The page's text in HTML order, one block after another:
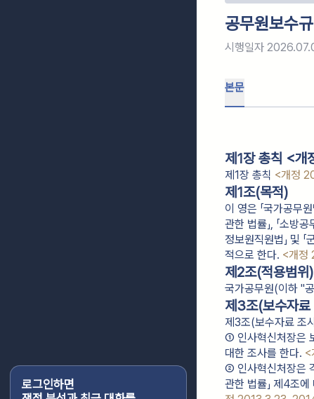
로그인하면
공무원보수
시행일자
본문
제1장 총칙 <
제1장 총칙 <개정
제1조(목적)
이 영은 「국가공무원
관한 법률」, 「소방공
정보원직원법」 및
적으로 한다. <개정
제2조(적용범위)
국가공무원(이하 "
제3조(보수자료
제3조(보수자료 조
① 인사혁신처장은
대한 조사를 한다. <
② 인사혁신처장은
관한 법률」 제4조